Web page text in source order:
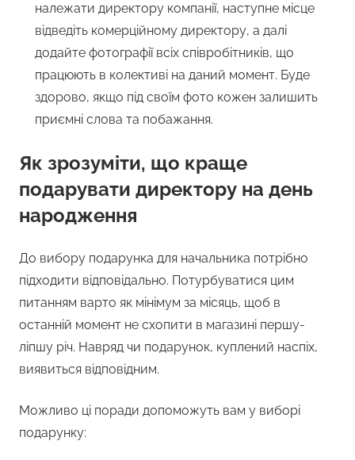
належати директору компанії, наступне місце
відведіть комерційному директору, а далі
додайте фотографії всіх співробітників, що
працюють в колективі на даний момент. Буде
здорово, якщо під своїм фото кожен залишить
приємні слова та побажання.
Як зрозуміти, що краще
подарувати директору на день
народження
До вибору подарунка для начальника потрібно
підходити відповідально. Потурбуватися цим
питанням варто як мінімум за місяць, щоб в
останній момент не схопити в магазині першу-
ліпшу річ. Навряд чи подарунок, куплений наспіх,
виявиться відповідним.
Можливо ці поради допоможуть вам у виборі
подарунку: